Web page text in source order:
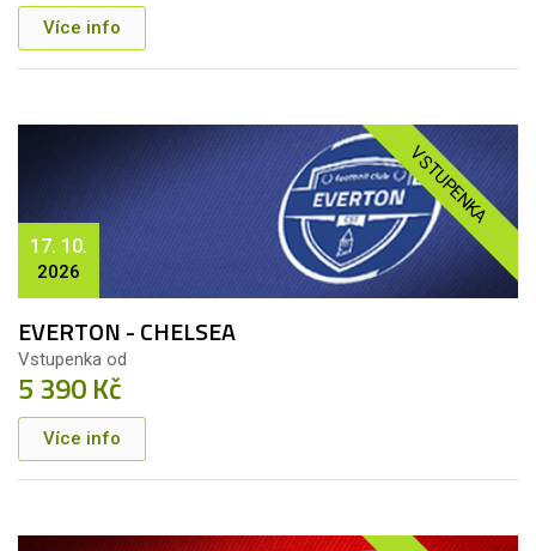
Více info
VSTUPENKA
17. 10.
2026
EVERTON - CHELSEA
Vstupenka od
5 390 Kč
Více info